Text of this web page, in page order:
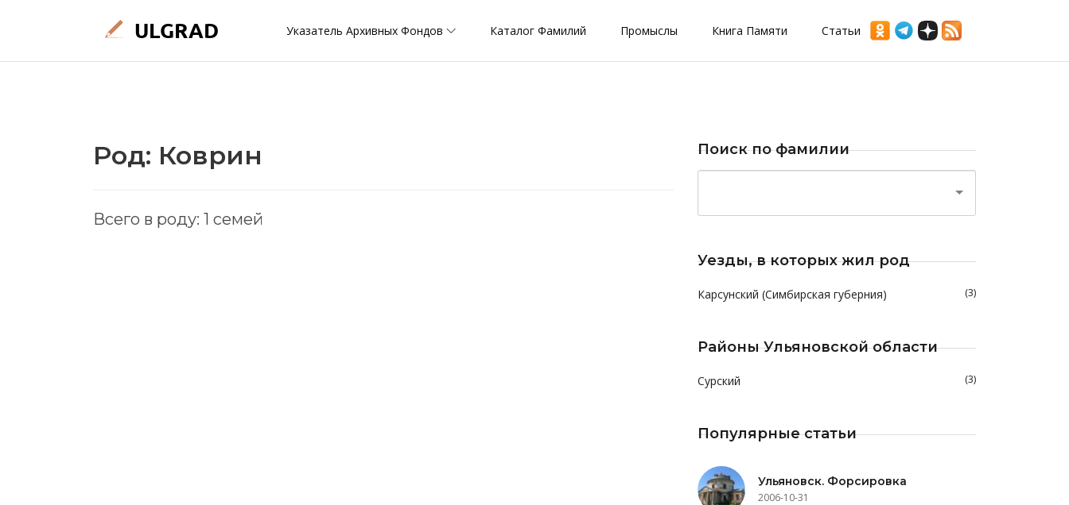
Указатель Архивных Фондов Каталог Фамилий Промыслы Книга Памяти Статьи
Род: Коврин
Всего в роду: 1 семей
Поиск по фамилии
Уезды, в которых жил род
Карсунский (Симбирская губерния) (3)
Районы Ульяновской области
Сурский (3)
Популярные статьи
Ульяновск. Форсировка
2006-10-31